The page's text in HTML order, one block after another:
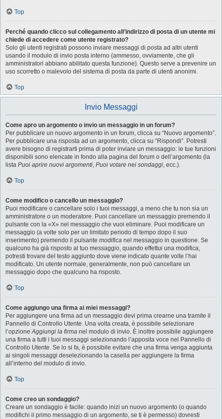
Top
Perché quando clicco sul collegamento all’indirizzo di posta di un utente mi
chiede di accedere come utente registrato?
Solo gli utenti registrati possono inviare messaggi di posta ad altri utenti
usando il modulo di invio posta interno (ammesso, ovviamente, che gli
amministratori abbiano abilitato questa funzione). Questo serve a prevenire un
uso scorretto o malevolo del sistema di posta da parte di utenti anonimi.
Top
Invio Messaggi
Come apro un argomento o invio un messaggio in un forum?
Per pubblicare un nuovo argomento in un forum, clicca su “Nuovo argomento”.
Per pubblicare una risposta ad un argomento, clicca su “Rispondi”. Potresti
avere bisogno di registrarti prima di poter inviare un messaggio: le tue funzioni
disponibili sono elencate in fondo alla pagina del forum o dell’argomento (la
lista Puoi aprire nuovi argomenti, Puoi votare nei sondaggi, ecc.).
Top
Come modifico o cancello un messaggio?
Puoi modificare o cancellare solo i tuoi messaggi, a meno che tu non sia un
amministratore o un moderatore. Puoi cancellare un messaggio premendo il
pulsante con la «X» nel messaggio che vuoi eliminare. Puoi modificare un
messaggio (a volte solo per un limitato periodo di tempo dopo il suo
inserimento) premendo il pulsante modifica nel messaggio in questione. Se
qualcuno ha già risposto al tuo messaggio, quando effettui una modifica,
potresti trovare del testo aggiunto dove viene indicato quante volte l’hai
modificato. Un utente normale, generalmente, non può cancellare un
messaggio dopo che qualcuno ha risposto.
Top
Come aggiungo una firma ai miei messaggi?
Per aggiungere una firma ad un messaggio devi prima crearne una tramite il
Pannello di Controllo Utente. Una volta creata, è possibile selezionare
l’opzioneAggiungi la firma nel modulo di invio. È inoltre possibile aggiungere
una firma a tutti i tuoi messaggi selezionando l’apposita voce nel Pannello di
Controllo Utente. Se lo si fa, è possibile evitare che una firma venga aggiunta
ai singoli messaggi deselezionando la casella per aggiungere la firma
all’interno del modulo di invio.
Top
Come creo un sondaggio?
Creare un sondaggio è facile: quando inizi un nuovo argomento (o quando
modifichi il primo messaggio di un argomento, se ti è permesso) dovresti